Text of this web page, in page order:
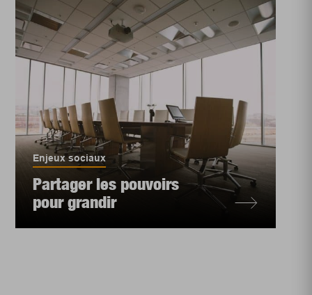
Enjeux sociaux
Partager les pouvoirs
pour grandir